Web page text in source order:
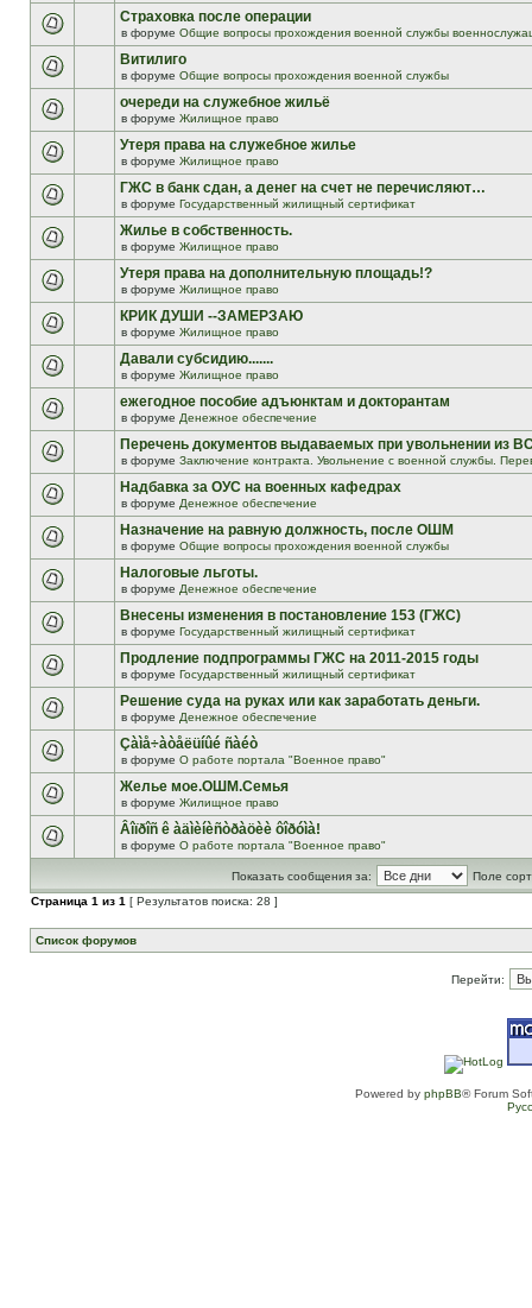
Страховка после операции
в форуме Общие вопросы прохождения военной службы
Витилиго
в форуме Общие вопросы прохождения военной службы
очереди на служебное жильё
в форуме Жилищное право
Утеря права на служебное жилье
в форуме Жилищное право
ГЖС в банк сдан, а денег на счет не перечисляют…
в форуме Государственный жилищный сертификат
Жилье в собственность.
в форуме Жилищное право
Утеря права на дополнительную площадь!?
в форуме Жилищное право
КРИК ДУШИ --ЗАМЕРЗАЮ
в форуме Жилищное право
Давали субсидию.......
в форуме Жилищное право
ежегодное пособие адъюнктам и докторантам
в форуме Денежное обеспечение
Перечень документов выдаваемых при увольнении из
в форуме Заключение контракта. Увольнение с военной службы.
Надбавка за ОУС на военных кафедрах
в форуме Денежное обеспечение
Назначение на равную должность, после ОШМ
в форуме Общие вопросы прохождения военной службы
Налоговые льготы.
в форуме Денежное обеспечение
Внесены изменения в постановление 153 (ГЖС)
в форуме Государственный жилищный сертификат
Продление подпрограммы ГЖС на 2011-2015 годы
в форуме Государственный жилищный сертификат
Решение суда на руках или как заработать деньги.
в форуме Денежное обеспечение
Çàìå÷àòåëüíûé ñàéò
в форуме О работе портала "Военное право"
Желье мое.ОШМ.Семья
в форуме Жилищное право
Âîïðîñ ê àäìèíèñòðàöèè ôîðóìà!
в форуме О работе портала "Военное право"
Показать сообщения за:
Поле
Страница 1 из 1 [ Результатов поиска: 28 ]
Список форумов
Перейти:
Powered by phpBB® Forum